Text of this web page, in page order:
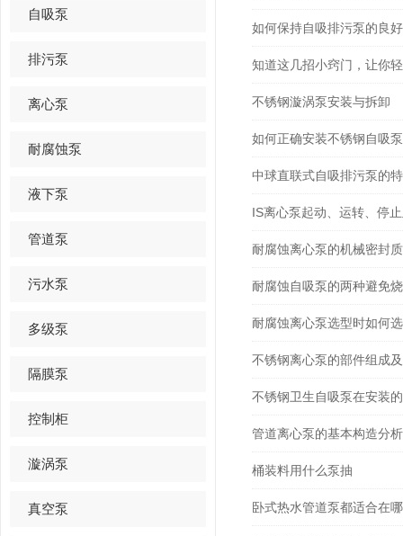
自吸泵
排污泵
离心泵
耐腐蚀泵
液下泵
管道泵
污水泵
多级泵
隔膜泵
控制柜
漩涡泵
真空泵
如何保持自吸排污泵的良
知道这几招小窍门，让你
不锈钢漩涡泵安装与拆卸
如何正确安装不锈钢自吸
中球直联式自吸排污泵的
IS离心泵起动、运转、停
耐腐蚀离心泵的机械密封
耐腐蚀自吸泵的两种避免
耐腐蚀离心泵选型时如何
不锈钢离心泵的部件组成
不锈钢卫生自吸泵在安装
管道离心泵的基本构造分析
桶装料用什么泵抽
卧式热水管道泵都适合在